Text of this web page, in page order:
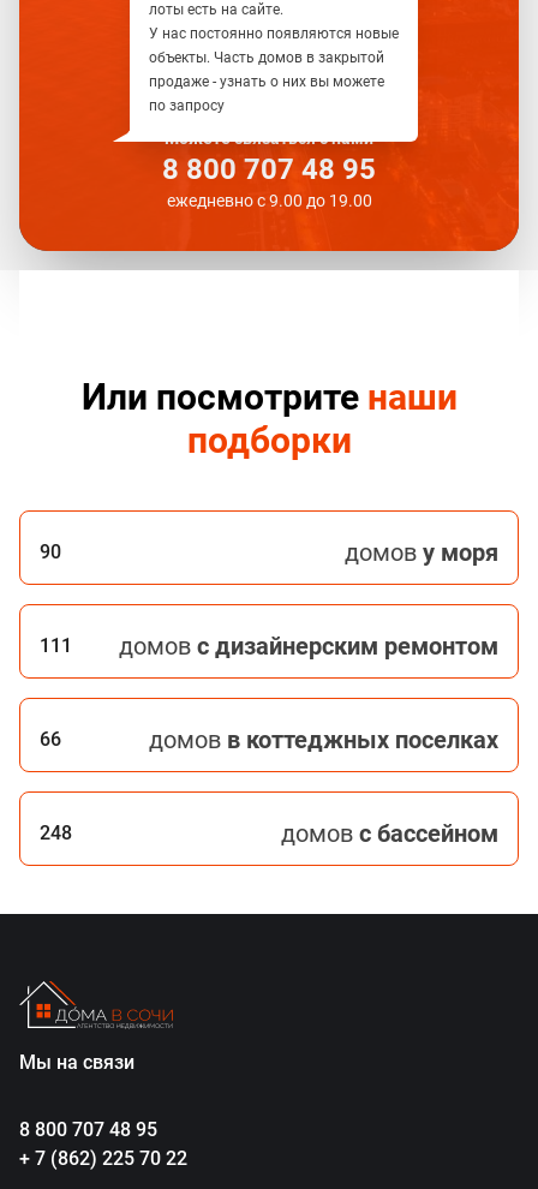
Можете связаться с нами
8 800 707 48 95
ежедневно с 9.00 до 19.00
лоты есть на сайте.
У нас постоянно появляются новые
объекты. Часть домов в закрытой
продаже - узнать о них вы можете
по запросу
Или посмотрите наши
подборки
90 домов у моря
111 домов с дизайнерским ремонтом
66 домов в коттеджных поселках
248 домов с бассейном
Мы на связи
8 800 707 48 95
+ 7 (862) 225 70 22